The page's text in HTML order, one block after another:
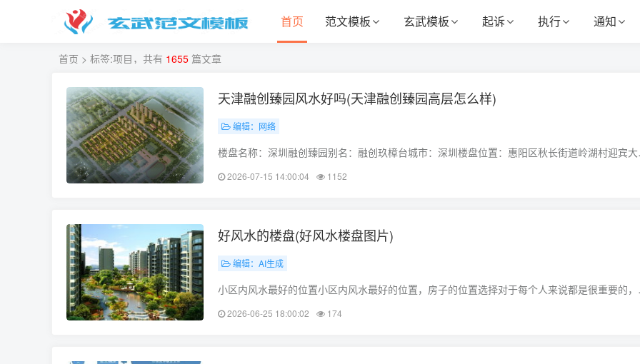
首页 范文模板 玄武模板 起诉 执行 通知
首页 > 标签:项目，共有 1655 篇文章
天津融创臻园风水好吗(天津融创臻园高层怎么样)
编辑：网络
楼盘名称：深圳融创臻园别名：融创玖樟台城市：深圳楼盘位置：惠阳区秋长街道岭湖村迎宾大
地铁1号线（规划中）叶挺站，通过深圳地铁14号惠州段延长线（……
2026-07-15 14:00:04 1152
好风水的楼盘(好风水楼盘图片)
编辑：AI生成
小区内风水最好的位置小区内风水最好的位置，房子的位置选择对于每个人来说都是很重要的，
在分享小区内风水最好的位置知识。小区内风水最好的位置1 1、与周……
2026-06-25 18:00:02 174